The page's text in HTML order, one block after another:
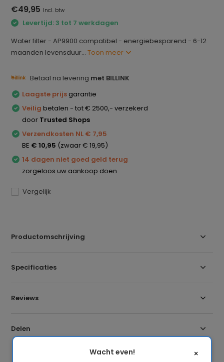
€49,95 Incl. btw
Levertijd: 3 tot 7 werkdagen
Water filter - AP9900 compatibel - energiebesparend - 6-12
maanden levensduur...Toon meer
Betaal na levering met BILLINK
Laagste prijs garantie
Veilig betalen - tot € 2500,- verzekerd
door Trusted Shops
Verzendkosten NL € 7,95
BE € 10,95 (zwaar € 19,95)
14 dagen niet goed geld terug
zorgeloos uw aankoop doen
Vergelijk
Productomschrijving
Specificaties
Reviews
Delen
×
Wacht even!